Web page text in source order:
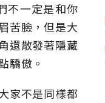
不一定是和你
苦臉，但是大
還散發著隱藏
驕傲。
家不是同樣都